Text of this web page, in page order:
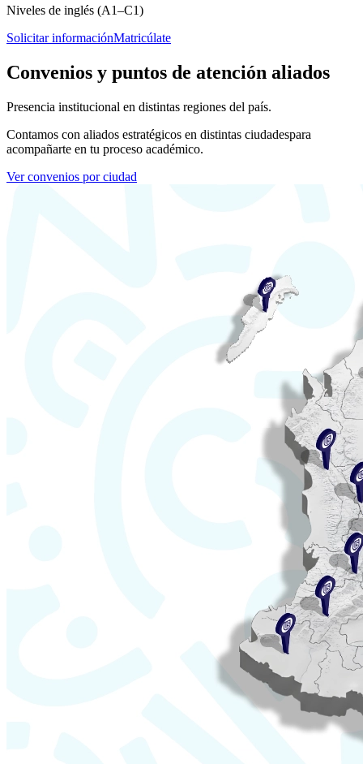
Niveles de inglés (A1–C1)
Solicitar informaciónMatricúlate
Convenios y puntos de atención aliados
Presencia institucional en distintas regiones del país.
Contamos con aliados estratégicos en distintas ciudadespara
acompañarte en tu proceso académico.
Ver convenios por ciudad